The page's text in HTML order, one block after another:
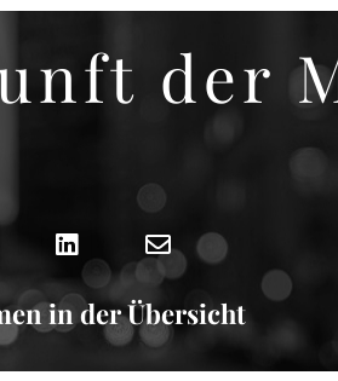
der
in der Übersicht